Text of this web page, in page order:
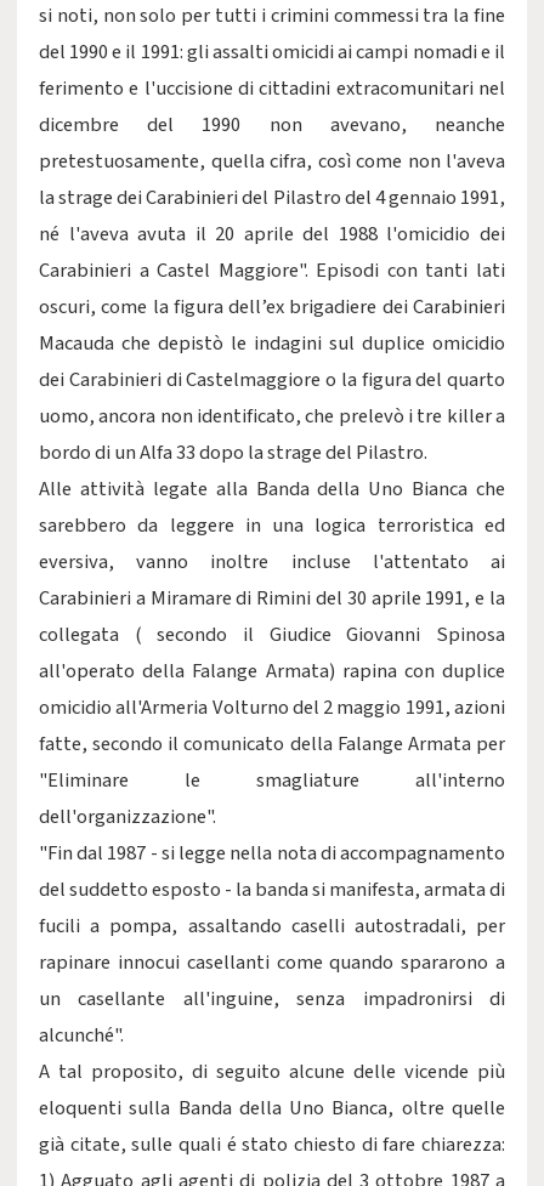
si noti, non solo per tutti i crimini commessi tra la fine
del 1990 e il 1991: gli assalti omicidi ai campi nomadi e il
ferimento e l'uccisione di cittadini extracomunitari nel
dicembre del 1990 non avevano, neanche
pretestuosamente, quella cifra, così come non l'aveva
la strage dei Carabinieri del Pilastro del 4 gennaio 1991,
né l'aveva avuta il 20 aprile del 1988 l'omicidio dei
Carabinieri a Castel Maggiore". Episodi con tanti lati
oscuri, come la figura dell’ex brigadiere dei Carabinieri
Macauda che depistò le indagini sul duplice omicidio
dei Carabinieri di Castelmaggiore o la figura del quarto
uomo, ancora non identificato, che prelevò i tre killer a
bordo di un Alfa 33 dopo la strage del Pilastro.
Alle attività legate alla Banda della Uno Bianca che
sarebbero da leggere in una logica terroristica ed
eversiva, vanno inoltre incluse l'attentato ai
Carabinieri a Miramare di Rimini del 30 aprile 1991, e la
collegata ( secondo il Giudice Giovanni Spinosa
all'operato della Falange Armata) rapina con duplice
omicidio all'Armeria Volturno del 2 maggio 1991, azioni
fatte, secondo il comunicato della Falange Armata per
"Eliminare le smagliature all'interno
dell'organizzazione".
"Fin dal 1987 - si legge nella nota di accompagnamento
del suddetto esposto - la banda si manifesta, armata di
fucili a pompa, assaltando caselli autostradali, per
rapinare innocui casellanti come quando spararono a
un casellante all'inguine, senza impadronirsi di
alcunché".
A tal proposito, di seguito alcune delle vicende più
eloquenti sulla Banda della Uno Bianca, oltre quelle
già citate, sulle quali é stato chiesto di fare chiarezza: